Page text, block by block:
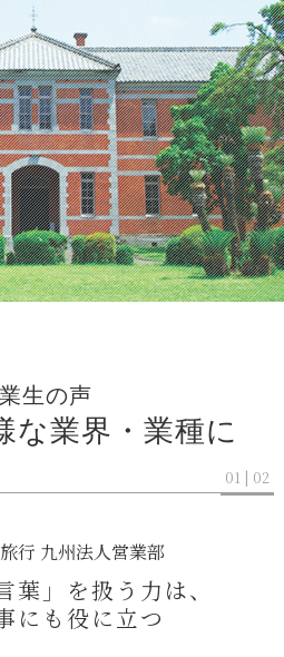
生の声
な業界・業種に
01 | 02
行 九州法人営業部
葉」を扱う力は、
にも役に立つ